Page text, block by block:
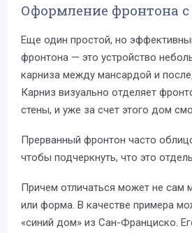
Оформление фронтона
Еще один простой, но
фронтона — это устройство
карниза между мансардой и
Карниз визуально отделяет
стены, и уже за счет этого дом
Прерванный фронтон часто
чтобы подчеркнуть, что это
Причем отличаться может не сам
или форма. В качестве примера
«синий дом» из Сан-Франциско.